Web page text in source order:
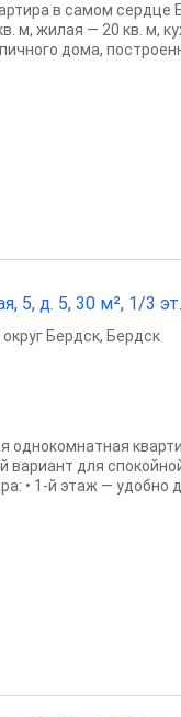
в самом сердце
м, жилая — 20 кв. м,
дома,
5, д. 5, 30 м², 1/3 эт.
Бердск, Бердск
однокомнатная
для
• 1-й этаж — удобно